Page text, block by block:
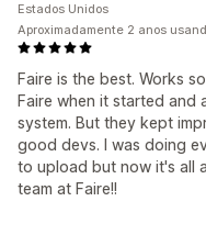
Faire is the best. Works
Faire when it started and
system. But they kept
good devs. I was doing
to upload but now it's all
team at Faire!!
Estados Unidos
Aproximadamente 2 anos